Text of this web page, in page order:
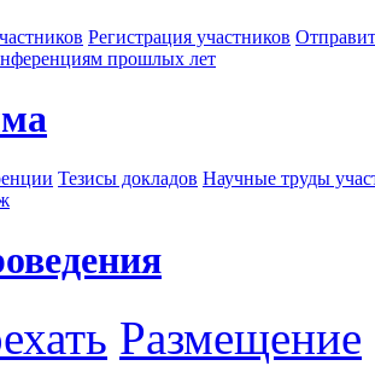
Регистрация участников
прошлых лет
Тезисы докладов Научные труды
Размещение